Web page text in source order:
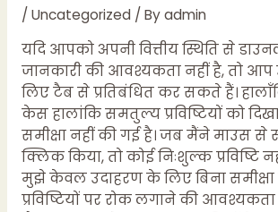
/ Uncategorized/ Byadmin
यदि आपको अपनी वित्तीय स्थिति से
जानकारी की आवश्यकता नहीं है, तो आप
लिए टैब से प्रतिबंधित कर सकते हैं।
केस हालांकि समतुल्य प्रविष्टियों को
समीक्षा नहीं की गई है। जब मैंने माउस से
क्लिक किया, तो कोई निःशुल्क प्रविष्टि
मुझे केवल उदाहरण के लिए बिना
प्रविष्टियों पर रोक लगाने की